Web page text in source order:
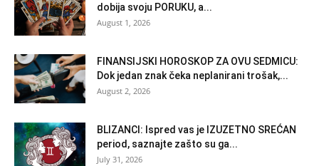
dobija svoju PORUKU, a...
August 1, 2026
FINANSIJSKI HOROSKOP ZA OVU SEDMICU:
Dok jedan znak čeka neplanirani trošak,...
August 2, 2026
BLIZANCI: Ispred vas je IZUZETNO SREĆAN
period, saznajte zašto su ga...
July 31, 2026